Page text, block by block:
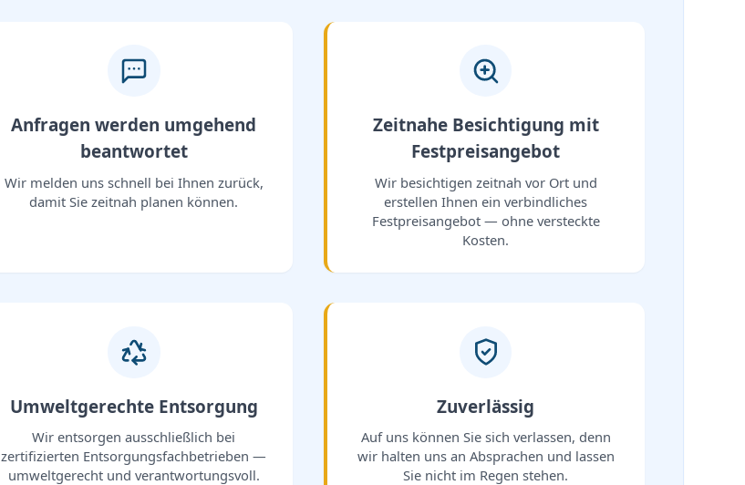
Anfragen werden umgehend
beantwortet
Wir melden uns schnell bei Ihnen zurück,
damit Sie zeitnah planen können.
Zeitnahe Besichtigung mit
Festpreisangebot
Wir besichtigen zeitnah vor Ort und
erstellen Ihnen ein verbindliches
Festpreisangebot — ohne versteckte
Kosten.
Umweltgerechte Entsorgung
Wir entsorgen ausschließlich bei
zertifizierten Entsorgungsfachbetrieben —
umweltgerecht und verantwortungsvoll.
Zuverlässig
Auf uns können Sie sich verlassen, denn
wir halten uns an Absprachen und lassen
Sie nicht im Regen stehen.